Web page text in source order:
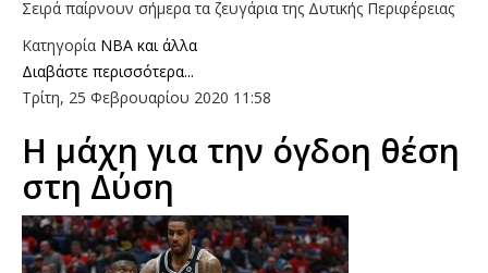
Σειρά παίρνουν σήμερα τα ζευγάρια της Δυτικής Περιφέρειας
Κατηγορία NBA και άλλα
Διαβάστε περισσότερα...
Τρίτη, 25 Φεβρουαρίου 2020 11:58
Η μάχη για την όγδοη θέση
στη Δύση